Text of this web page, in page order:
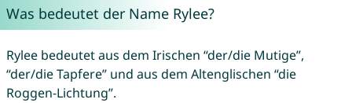
Was bedeutet der Name Rylee?
Rylee bedeutet aus dem Irischen “der/die Mutige”,
“der/die Tapfere” und aus dem Altenglischen “die
Roggen-Lichtung”.